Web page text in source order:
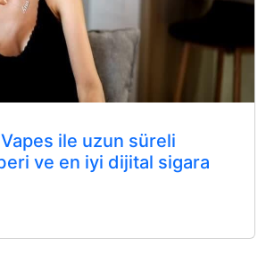
ile uzun süreli
ve en iyi dijital sigara